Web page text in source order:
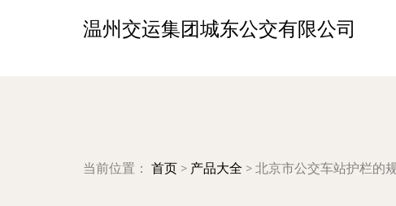
温州交运集团城东公交有限公司
当前位置： 首页 > 产品大全 > 北京市公交车站护栏的